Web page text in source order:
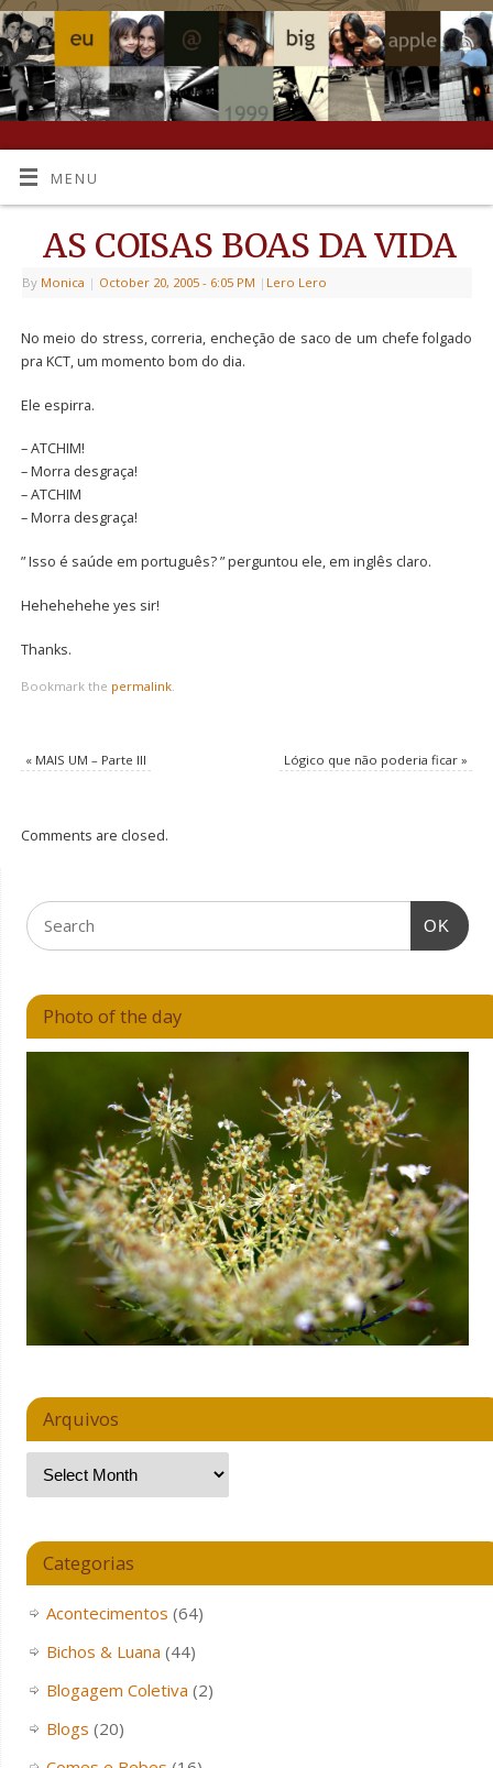
MENU
AS COISAS BOAS DA VIDA
By Monica | October 20, 2005 - 6:05 PM | Lero Lero
No meio do stress, correria, encheção de saco de um chefe folgado
pra KCT, um momento bom do dia.
Ele espirra.
– ATCHIM!
– Morra desgraça!
– ATCHIM
– Morra desgraça!
” Isso é saúde em português? ” perguntou ele, em inglês claro.
Hehehehehe yes sir!
Thanks.
Bookmark the permalink.
«MAIS UM – Parte III Lógico que não poderia ficar»
Comments are closed.
OK
Photo of the day
Arquivos
Categorias
Acontecimentos (64)
Bichos & Luana (44)
Blogagem Coletiva (2)
Blogs (20)